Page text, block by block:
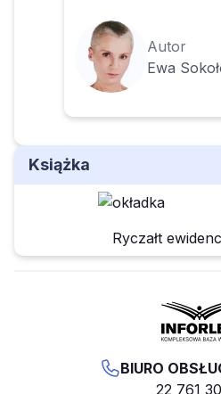
Autor
Ewa
Książka
Ryczałt
BIURO
22 761